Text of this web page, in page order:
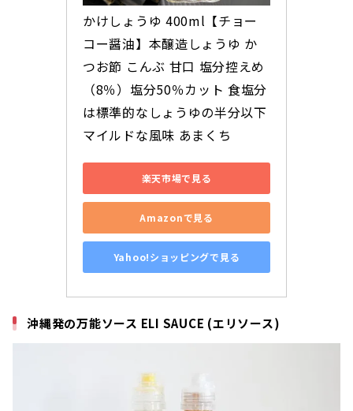
かけしょうゆ 400ml【チョー
コー醤油】本醸造しょうゆ か
つお節 こんぶ 甘口 塩分控えめ
（8％）塩分50％カット 食塩分
は標準的なしょうゆの半分以下
マイルドな風味 あまくち
楽天市場で見る
Amazonで見る
Yahoo!ショッピングで見る
沖縄発の万能ソース ELI SAUCE (エリソース)